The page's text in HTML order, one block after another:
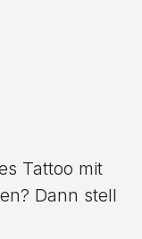
Tattoo mit
Dann stell